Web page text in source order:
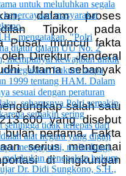
dalam proses
Tipikor pada
Pusat, muncul fakta
Direktur Jenderal
Utama sebanyak
salah satu
yang disebut
pertama. Fakta
serius mengenai
di lingkungan